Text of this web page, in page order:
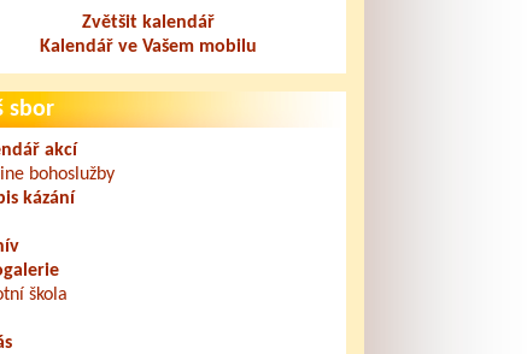
Zvětšit kalendář
Kalendář ve Vašem mobilu
sbor
akcí
bohoslužby
kázání
škola